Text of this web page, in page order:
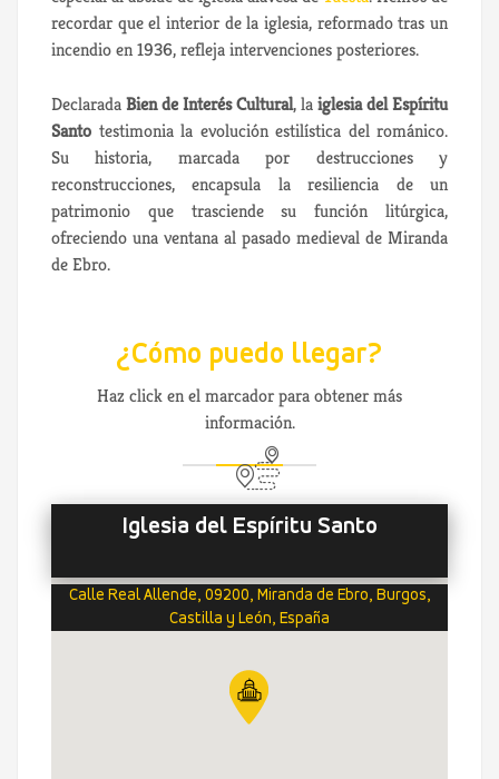
recordar que el interior de la iglesia, reformado tras un
incendio en 1936, refleja intervenciones posteriores.
DeclaradaBien de Interés Cultural, laiglesia del Espíritu
Santo testimonia la evolución estilística del románico.
Su historia, marcada por destrucciones y
reconstrucciones, encapsula la resiliencia de un
patrimonio que trasciende su función litúrgica,
ofreciendo una ventana al pasado medieval de Miranda
de Ebro.
¿Cómo puedo llegar?
Haz click en el marcador para obtener más
información.
Iglesia del Espíritu Santo
Calle Real Allende, 09200, Miranda de Ebro, Burgos,
Castilla y León, España